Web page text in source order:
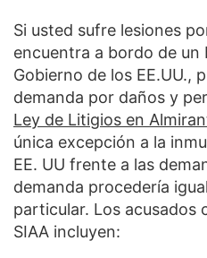
Si usted sufre lesiones
encuentra a bordo de un
Gobierno de los EE.UU.,
demanda por daños y
Ley de Litigios en
única excepción a la
EE. UU frente a las
demanda procedería
particular. Los acusados
SIAA incluyen: